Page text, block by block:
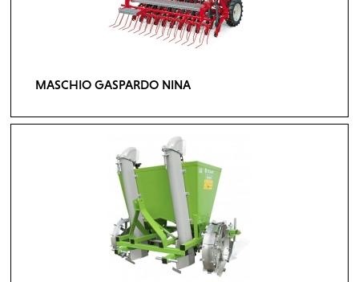
MASCHIO GASPARDO NINA